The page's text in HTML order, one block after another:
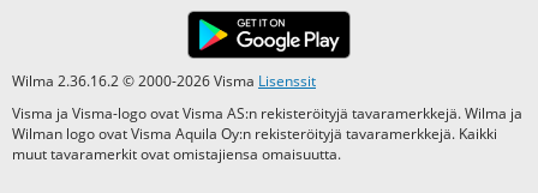
Wilma 2.36.16.2 © 2000-2026 Visma Lisenssit
Visma ja Visma-logo ovat Visma AS:n rekisteröityjä tavaramerkkejä. Wilma ja
Wilman logo ovat Visma Aquila Oy:n rekisteröityjä tavaramerkkejä. Kaikki
muut tavaramerkit ovat omistajiensa omaisuutta.